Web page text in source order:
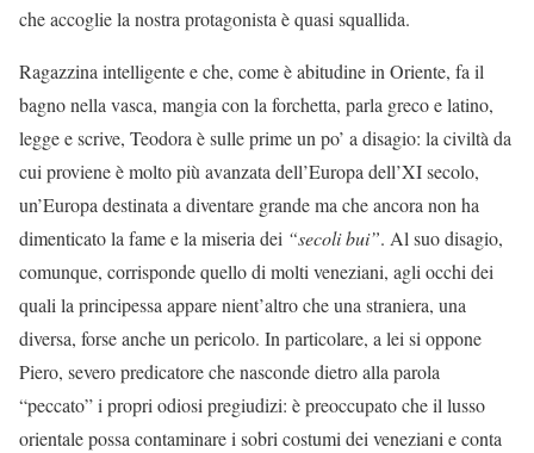
che accoglie la nostra protagonista è quasi squallida.
Ragazzina intelligente e che, come è abitudine in Oriente, fa il
bagno nella vasca, mangia con la forchetta, parla greco e latino,
legge e scrive, Teodora è sulle prime un po’ a disagio: la civiltà da
cui proviene è molto più avanzata dell’Europa dell’XI secolo,
un’Europa destinata a diventare grande ma che ancora non ha
dimenticato la fame e la miseria dei “secoli bui”. Al suo disagio,
comunque, corrisponde quello di molti veneziani, agli occhi dei
quali la principessa appare nient’altro che una straniera, una
diversa, forse anche un pericolo. In particolare, a lei si oppone
Piero, severo predicatore che nasconde dietro alla parola
“peccato” i propri odiosi pregiudizi: è preoccupato che il lusso
orientale possa contaminare i sobri costumi dei veneziani e conta